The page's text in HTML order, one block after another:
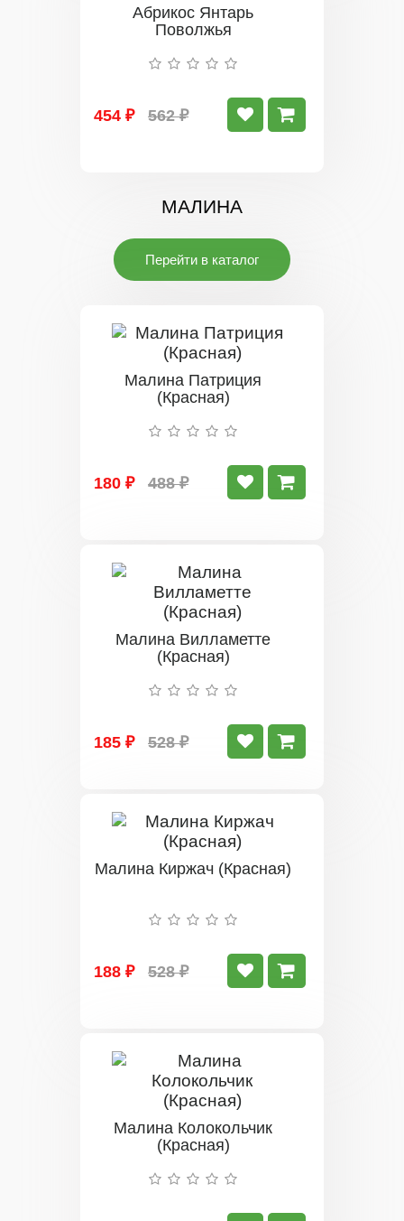
Абрикос Янтарь
Поволжья
454 ₽ 562 ₽
МАЛИНА
Перейти в каталог
Малина Патриция
(Красная)
180 ₽ 488 ₽
Малина Вилламетте
(Красная)
185 ₽ 528 ₽
Малина Киржач (Красная)
188 ₽ 528 ₽
Малина Колокольчик
(Красная)